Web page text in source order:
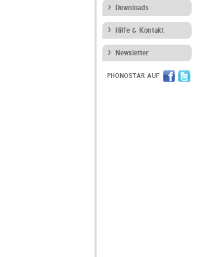
Downloads
Hilfe & Kontakt
Newsletter
PHONOSTAR AUF